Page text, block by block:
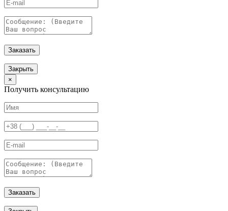
Заказать
Закрыть
×
Получить консультацию
Заказать